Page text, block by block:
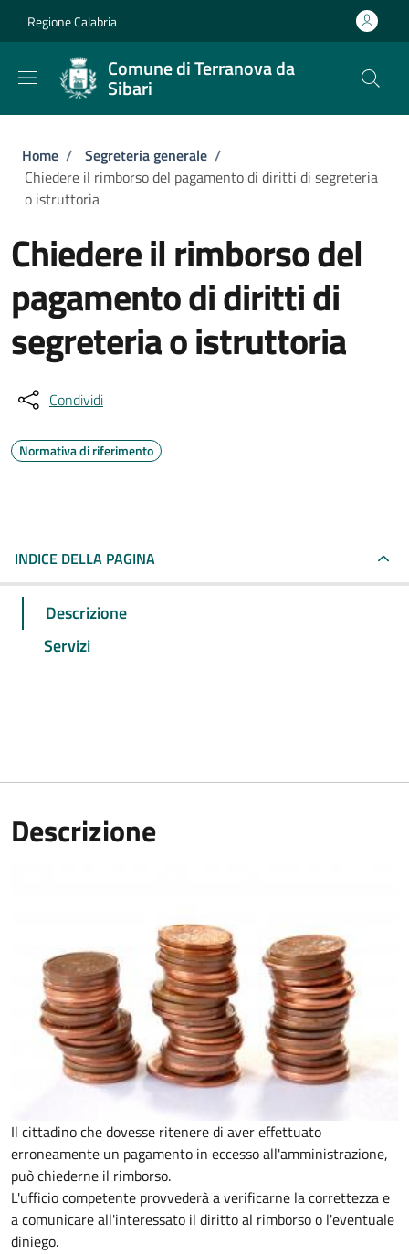
Regione Calabria
Comune di Terranova da
Sibari
Briciole di pane
Home / Segreteria generale /
Chiedere il rimborso del pagamento di diritti di segreteria
o istruttoria
Chiedere il rimborso del
pagamento di diritti di
segreteria o istruttoria
Condividi
Normativa di riferimento
INDICE DELLA PAGINA
Descrizione
Servizi
Descrizione
Il cittadino che dovesse ritenere di aver effettuato
erroneamente un pagamento in eccesso all'amministrazione,
può chiederne il rimborso.
L'ufficio competente provvederà a verificarne la correttezza e
a comunicare all'interessato il diritto al rimborso o l'eventuale
diniego.